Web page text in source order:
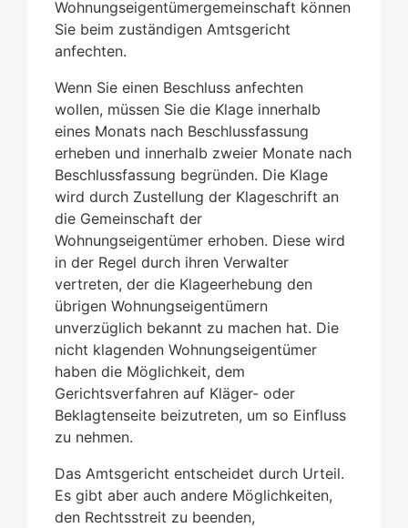
Wohnungseigentümergemeinschaft können
Sie beim zuständigen Amtsgericht
anfechten.
Wenn Sie einen Beschluss anfechten
wollen, müssen Sie die Klage innerhalb
eines Monats nach Beschlussfassung
erheben und innerhalb zweier Monate nach
Beschlussfassung begründen. Die Klage
wird durch Zustellung der Klageschrift an
die Gemeinschaft der
Wohnungseigentümer erhoben. Diese wird
in der Regel durch ihren Verwalter
vertreten, der die Klageerhebung den
übrigen Wohnungseigentümern
unverzüglich bekannt zu machen hat. Die
nicht klagenden Wohnungseigentümer
haben die Möglichkeit, dem
Gerichtsverfahren auf Kläger- oder
Beklagtenseite beizutreten, um so Einfluss
zu nehmen.
Das Amtsgericht entscheidet durch Urteil.
Es gibt aber auch andere Möglichkeiten,
den Rechtsstreit zu beenden,